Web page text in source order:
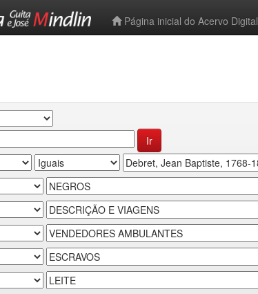
Página inicial do Acervo Digital